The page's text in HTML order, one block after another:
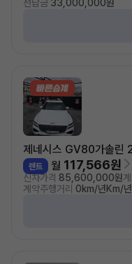
선납금 33,000,000원
제네시스 GV80가솔린
렌트 월 117,566원
신차가격 85,600,000원
계약주행거리 0km/년Km/년